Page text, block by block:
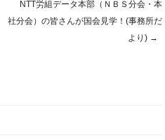
NTT労組データ本部（ＮＢＳ分会・本
社分会）の皆さんが国会見学！(事務所だ
より) →